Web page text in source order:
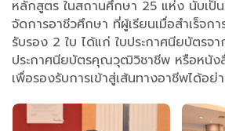
หลักสูตร ในสถานศึกษา 25 แห่ง นับเป็
จัดการอาชีวศึกษา ที่ผู้เรียนเมื่อสำเร็จกา
รับรอง 2 ใบ ได้แก่ ใบประกาศนียบัตรจ
ประกาศนียบัตรคุณวุฒิวิชาชีพ หรือหนัง
เพื่อรองรับการเข้าสู่เส้นทางอาชีพได้อย่